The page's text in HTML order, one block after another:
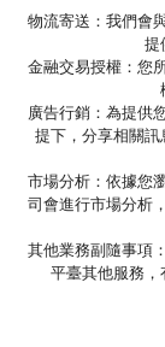
物流寄送：我們會
提
金融交易授權：您
廣告行銷：為提供
提下，分享相關
市場分析：依據您
司會進行市場分析
其他業務副隨事項
平臺其他服務，